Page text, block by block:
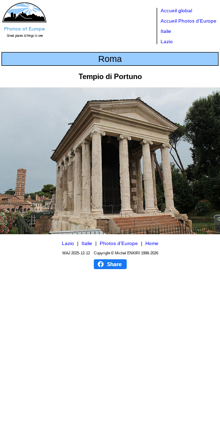
Accueil global
Accueil Photos d'Europe
Italie
Lazio
Roma
Tempio di Portuno
Lazio| Italie | Photos d'Europe | Home
MAJ 2025-12-12Copyright © Michel ENKIRI 1998-2026